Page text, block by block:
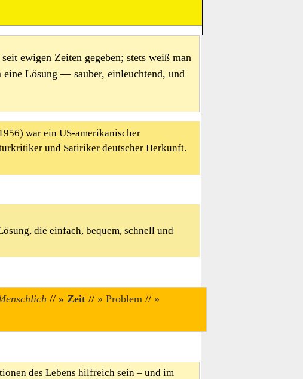
ewigen Zeiten gegeben; stets weiß man
eine Lösung — sauber, einleuchtend, und
war ein US-amerikanischer
und Satiriker deutscher Herkunft.
die einfach, bequem, schnell und
// Zeit // Problem //
des Lebens hilfreich sein – und im